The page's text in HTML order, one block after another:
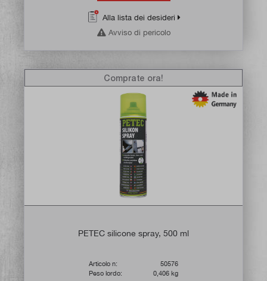
Alla lista dei desideri
Avviso di pericolo
PETEC silicone spray, 500 ml
Articolo n:
50576
Peso lordo:
0,406 kg
Comprate ora!